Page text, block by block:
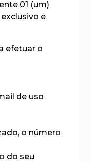
01 (um)
e
efetuar o
de uso
o número
do seu